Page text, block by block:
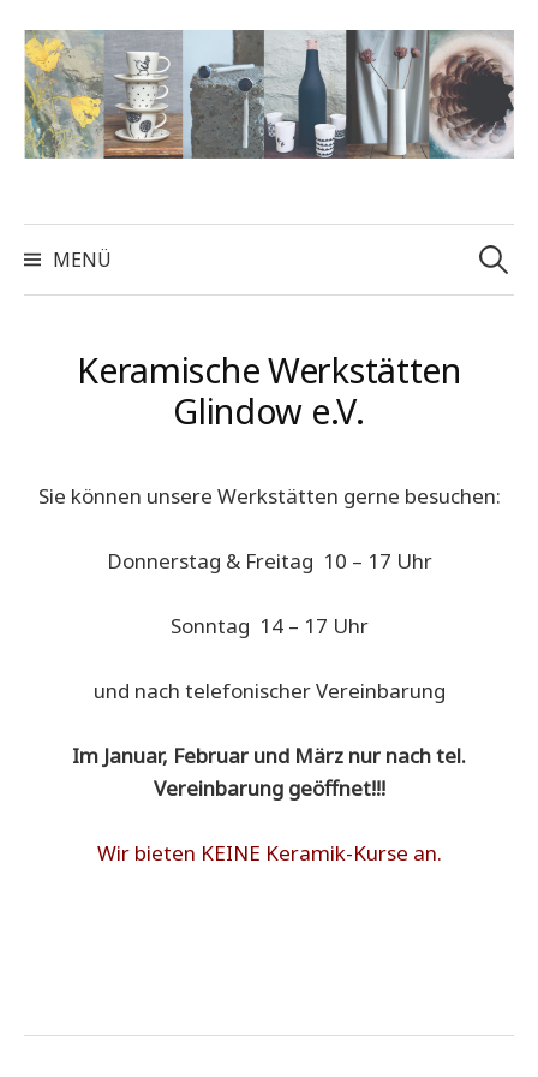
Inhalt
überspringen
MENÜ
Suchen
nach:
Keramische Werkstätten
Glindow e.V.
Sie können unsere Werkstätten gerne besuchen:
Donnerstag & Freitag 10 – 17 Uhr
Sonntag 14 – 17 Uhr
und nach telefonischer Vereinbarung
Im Januar, Februar und März nur nach tel.
Vereinbarung geöffnet!!!
Wir bieten KEINE Keramik-Kurse an.